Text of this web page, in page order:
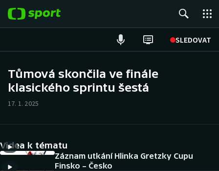
SLEDOVAT
Hokej
Cyklistika
Tůmová skončila ve finále
klasického sprintu šestá
17. 1. 2025
Videa k tématu
Záznam utkání Hlinka Gretzky Cupu
Finsko – Česko